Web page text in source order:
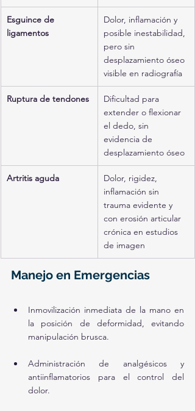
Esguince de
ligamentos
Dolor, inflamación y
posible inestabilidad,
pero sin
desplazamiento óseo
visible en radiografía
Ruptura de tendones
Dificultad para
extender o flexionar
el dedo, sin
evidencia de
desplazamiento óseo
Artritis aguda
Dolor, rigidez,
inflamación sin
trauma evidente y
con erosión articular
crónica en estudios
de imagen
Manejo en Emergencias
Inmovilización inmediata de la mano en
la posición de deformidad, evitando
manipulación brusca.
Administración de analgésicos y
antiinflamatorios para el control del
dolor.